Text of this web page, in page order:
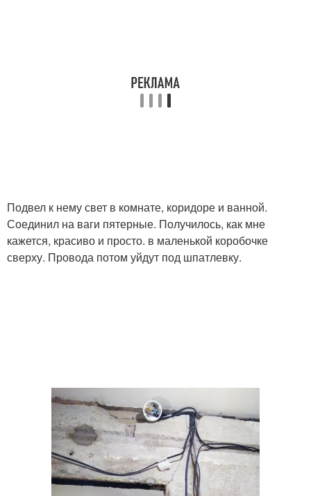
Подвел к нему свет в комнате, коридоре и ванной.
Соединил на ваги пятерные. Получилось, как мне
кажется, красиво и просто. в маленькой коробочке
сверху. Провода потом уйдут под шпатлевку.